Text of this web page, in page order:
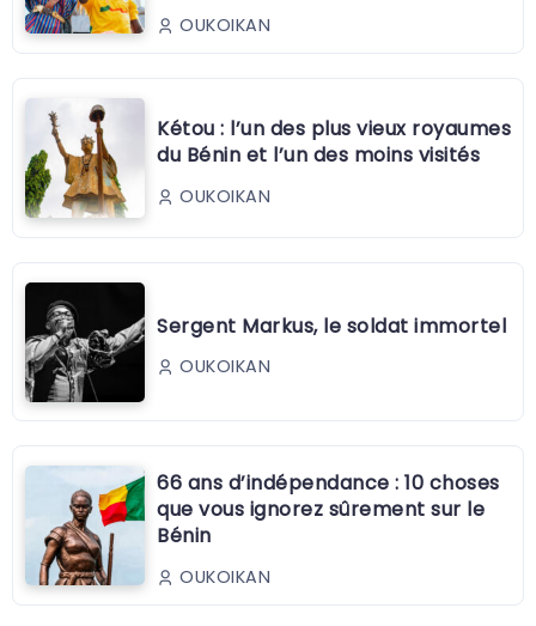
OUKOIKAN
Kétou : l’un des plus vieux royaumes
du Bénin et l’un des moins visités
OUKOIKAN
Sergent Markus, le soldat immortel
OUKOIKAN
66 ans d’indépendance : 10 choses
que vous ignorez sûrement sur le
Bénin
OUKOIKAN